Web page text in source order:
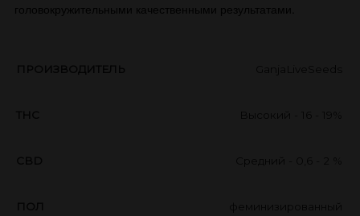
головокружительными качественными результатами.